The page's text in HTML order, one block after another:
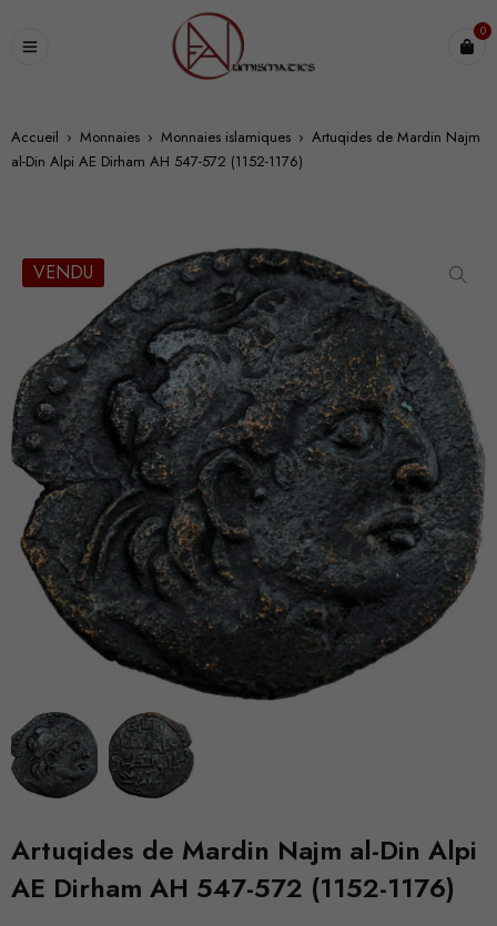
0
Accueil › Monnaies › Monnaies islamiques › Artuqides de Mardin Najm
al-Din Alpi AE Dirham AH 547-572 (1152-1176)
VENDU
Artuqides de Mardin Najm al-Din Alpi
AE Dirham AH 547-572 (1152-1176)